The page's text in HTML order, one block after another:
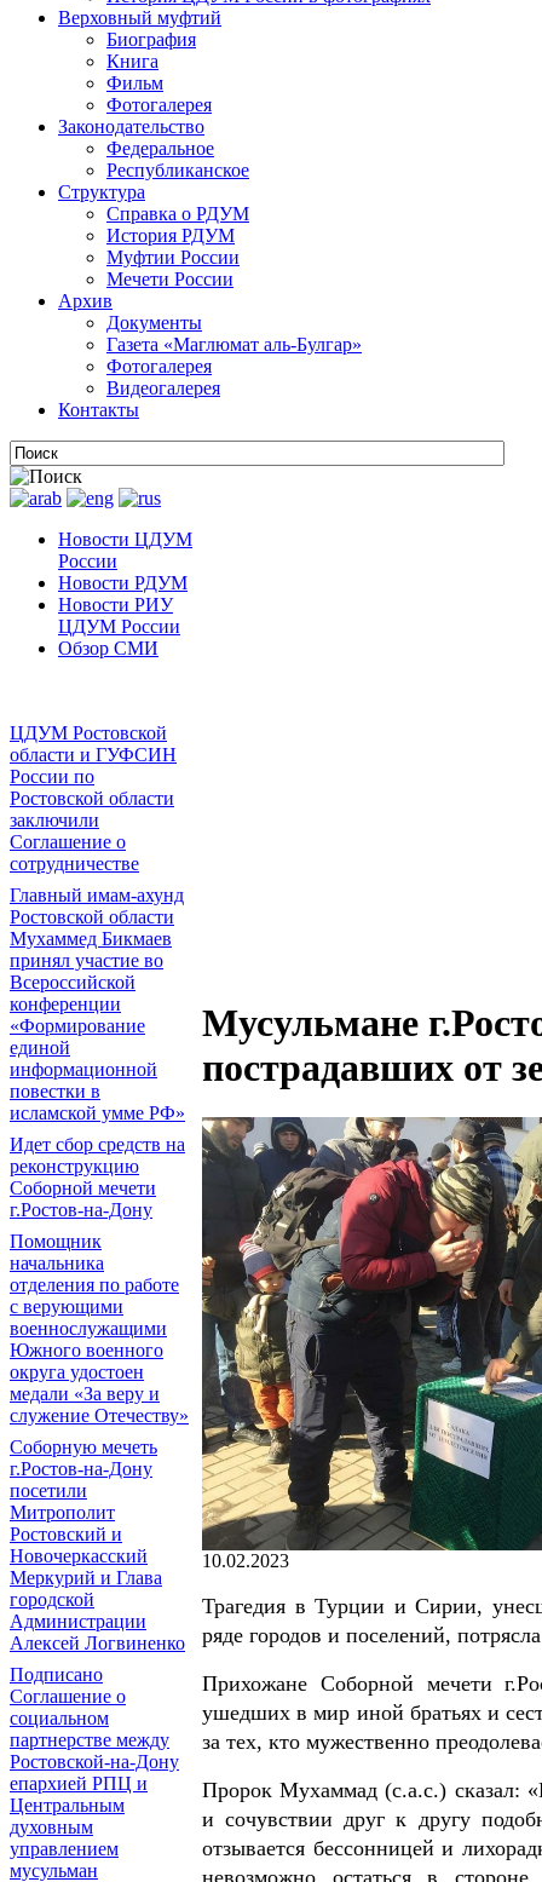
Верховный муфтий
Биография
Книга
Фильм
Фотогалерея
Законодательство
Федеральное
Республиканское
Структура
Справка о РДУМ
История РДУМ
Муфтии России
Мечети России
Архив
Документы
Газета «Маглюмат аль-Булгар»
Фотогалерея
Видеогалерея
Контакты
Новости ЦДУМ
России
Новости РДУМ
Новости РИУ
ЦДУМ России
Обзор СМИ
ЦДУМ Ростовской
области и ГУФСИН
России по
Ростовской области
заключили
Соглашение о
сотрудничестве
Главный имам-ахунд
Ростовской области
Мухаммед Бикмаев
принял участие во
Всероссийской
конференции
«Формирование
единой
информационной
повестки в
исламской умме РФ»
Идет сбор средств на
реконструкцию
Соборной мечети
г.Ростов-на-Дону
Помощник
начальника
отделения по работе
с верующими
военнослужащими
Южного военного
округа удостоен
медали «За веру и
служение Отечеству»
Соборную мечеть
г.Ростов-на-Дону
посетили
Митрополит
Ростовский и
Новочеркасский
Меркурий и Глава
городской
Администрации
Алексей Логвиненко
Подписано
Соглашение о
социальном
партнерстве между
Ростовской-на-Дону
епархией РПЦ и
Центральным
духовным
управлением
мусульман
Мусульмане
пострадавших от
10.02.2023
Трагедия в Турции и Сирии,
ряде городов и поселений,
Прихожане Соборной мечети
ушедших в мир иной братьях и
за тех, кто мужественно
Пророк Мухаммад (с.а.с.) сказал:
и сочувствии друг к другу
отзывается бессонницей и
невозможно остаться в